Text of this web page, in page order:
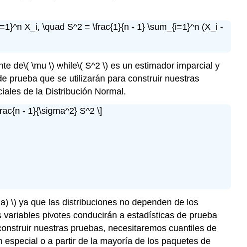
Media
Desconocida
Pruebas
de
Análisis
X_i, \quad S^2 = \frac{1}{n - 1} \sum_{i=1}^n (X_i -
de\( \mu \) while\( S^2 \) es un estimador imparcial y
prueba que se utilizarán para construir nuestras
de la Distribución Normal.
- 1}{\sigma^2} S^2 \]
\) ya que las distribuciones no dependen de los
pivotes conducirán a estadísticas de prueba
nuestras pruebas, necesitaremos cuantiles de
o a partir de la mayoría de los paquetes de